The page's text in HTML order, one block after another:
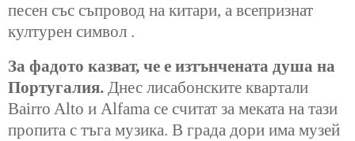
песен със съпровод на китари, а всепризнат
културен символ .
За фадото казват, че е изтънчената душа на
Португалия. Днес лисабонските квартали
Bairro Alto и Alfama се считат за меката на тази
пропита с тъга музика. В града дори има музей